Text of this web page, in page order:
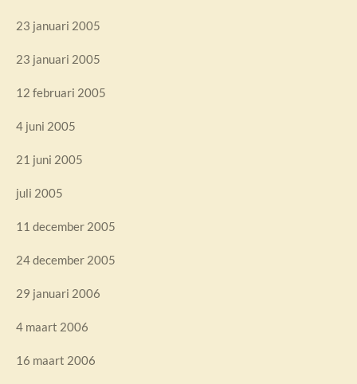
23 januari 2005
23 januari 2005
12 februari 2005
4 juni 2005
21 juni 2005
juli 2005
11 december 2005
24 december 2005
29 januari 2006
4 maart 2006
16 maart 2006